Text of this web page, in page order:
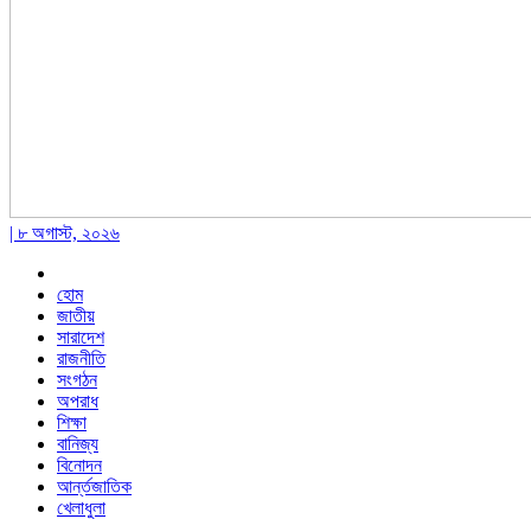
| ৮ অগাস্ট, ২০২৬
হোম
জাতীয়
সারাদেশ
রাজনীতি
সংগঠন
অপরাধ
শিক্ষা
বানিজ্য
বিনোদন
আর্ন্তজাতিক
খেলাধুলা